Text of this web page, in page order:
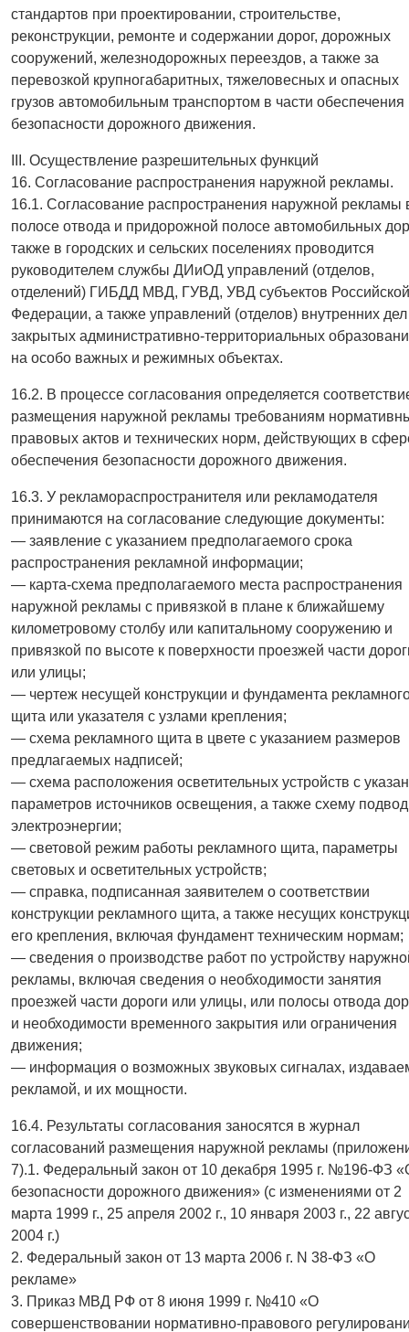
стандартов при проектировании, строительстве,
реконструкции, ремонте и содержании дорог, дорожных
сооружений, железнодорожных переездов, а также за
перевозкой крупногабаритных, тяжеловесных и опасных
грузов автомобильным транспортом в части обеспечения
безопасности дорожного движения.
III. Осуществление разрешительных функций
16. Согласование распространения наружной рекламы.
16.1. Согласование распространения наружной рекламы
полосе отвода и придорожной полосе автомобильных
также в городских и сельских поселениях проводится
руководителем службы ДИиОД управлений (отделов,
отделений) ГИБДД МВД, ГУВД, УВД субъектов Российской
Федерации, а также управлений (отделов) внутренних
закрытых административно-территориальных
на особо важных и режимных объектах.
16.2. В процессе согласования определяется
размещения наружной рекламы требованиям
правовых актов и технических норм, действующих в
обеспечения безопасности дорожного движения.
16.3. У рекламораспространителя или рекламодателя
принимаются на согласование следующие документы:
— заявление с указанием предполагаемого срока
распространения рекламной информации;
— карта-схема предполагаемого места распространения
наружной рекламы с привязкой в плане к ближайшему
километровому столбу или капитальному сооружению и
привязкой по высоте к поверхности проезжей части
или улицы;
— чертеж несущей конструкции и фундамента
щита или указателя с узлами крепления;
— схема рекламного щита в цвете с указанием размеров
предлагаемых надписей;
— схема расположения осветительных устройств с
параметров источников освещения, а также схему
электроэнергии;
— световой режим работы рекламного щита, параметры
световых и осветительных устройств;
— справка, подписанная заявителем о соответствии
конструкции рекламного щита, а также несущих
его крепления, включая фундамент техническим нормам;
— сведения о производстве работ по устройству
рекламы, включая сведения о необходимости занятия
проезжей части дороги или улицы, или полосы отвода
и необходимости временного закрытия или ограничения
движения;
— информация о возможных звуковых сигналах,
рекламой, и их мощности.
16.4. Результаты согласования заносятся в журнал
согласований размещения наружной рекламы
7).1. Федеральный закон от 10 декабря 1995 г. №196-ФЗ
безопасности дорожного движения» (с изменениями от 2
марта 1999 г., 25 апреля 2002 г., 10 января 2003 г., 22
2004 г.)
2. Федеральный закон от 13 марта 2006 г. N 38-ФЗ «О
рекламе»
3. Приказ МВД РФ от 8 июня 1999 г. №410 «О
совершенствовании нормативно-правового